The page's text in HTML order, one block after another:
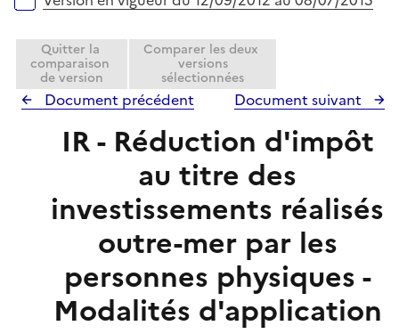
Quitter la
comparaison
de version
Comparer les deux
versions
sélectionnées
Document précédent Document suivant
IR - Réduction d'impôt
au titre des
investissements réalisés
outre-mer par les
personnes physiques -
Modalités d'application